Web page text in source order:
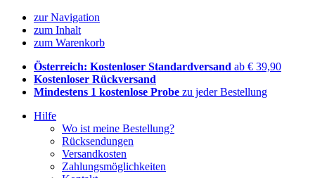
zur Navigation
zum Inhalt
zum Warenkorb
Österreich: Kostenloser Standardversand ab € 39,90
Kostenloser Rückversand
Mindestens 1 kostenlose Probe zu jeder Bestellung
Hilfe
Wo ist meine Bestellung?
Rücksendungen
Versandkosten
Zahlungsmöglichkeiten